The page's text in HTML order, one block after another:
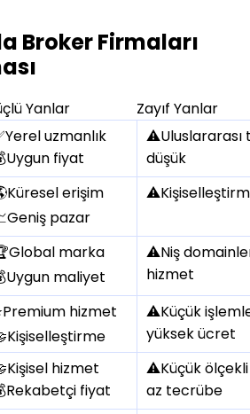
Broker Firmaları
Yanlar
Zayıf Yanlar
Yerel uzmanlık
Uygun fiyat
⚠️Uluslararası
düşük
Küresel erişim
Geniş pazar
⚠️
Global marka
Uygun maliyet
⚠️Niş
hizmet
Premium hizmet
Kişiselleştirme
⚠️Küçük
yüksek ücret
Kişisel hizmet
Rekabetçi fiyat
⚠️Küçük
az tecrübe